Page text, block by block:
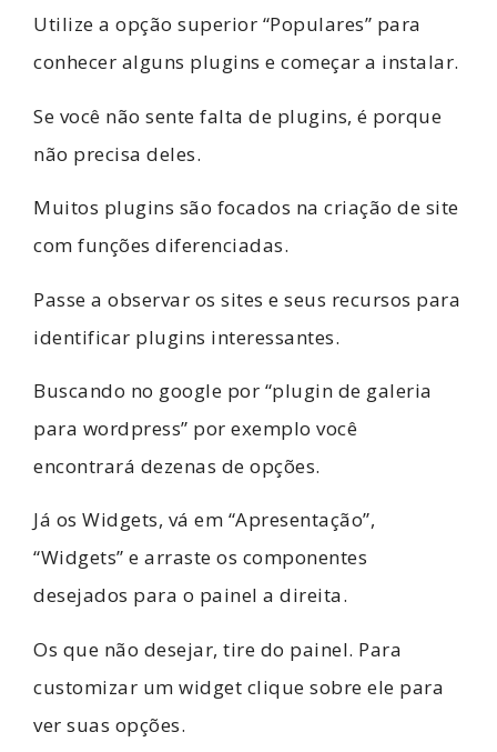
Utilize a opção superior “Populares” para
conhecer alguns plugins e começar a instalar.
Se você não sente falta de plugins, é porque
não precisa deles.
Muitos plugins são focados na criação de site
com funções diferenciadas.
Passe a observar os sites e seus recursos para
identificar plugins interessantes.
Buscando no google por “plugin de galeria
para wordpress” por exemplo você
encontrará dezenas de opções.
Já os Widgets, vá em “Apresentação”,
“Widgets” e arraste os componentes
desejados para o painel a direita.
Os que não desejar, tire do painel. Para
customizar um widget clique sobre ele para
ver suas opções.